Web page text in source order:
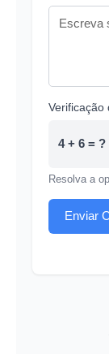
Verificação
4 + 6 = ?
Resolva a
Enviar